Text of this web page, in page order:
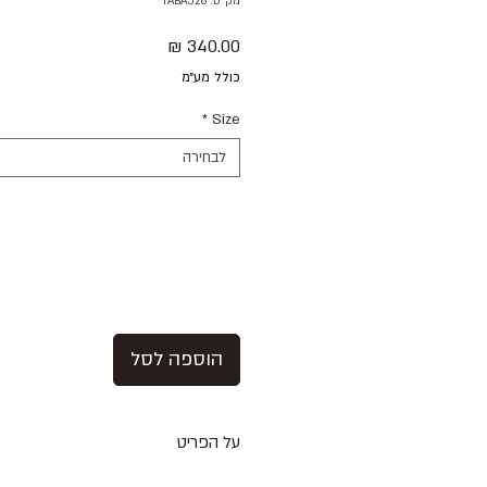
כולל מע״מ
Size
*
לבחירה
הוספה לסל
על הפריט